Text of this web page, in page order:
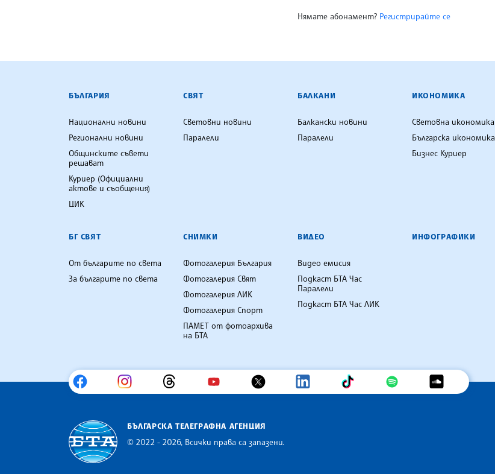
Нямате абонамент? Регистрирайте се
БЪЛГАРСКА ТЕЛЕГРАФНА АГЕНЦИЯ
БЪЛГАРИЯ
Национални новини
Регионални новини
Общинските съвети
решават
Куриер (Официални
актове и съобщения)
ЦИК
СВЯТ
Световни новини
Паралели
БАЛКАНИ
Балкански новини
Паралели
ИКОНОМИКА
Световна икономика
Българска икономика
Бизнес Куриер
БГ СВЯТ
От българите по света
За българите по света
СНИМКИ
Фотогалерия България
Фотогалерия Свят
Фотогалерия ЛИК
Фотогалерия Спорт
ПАМЕТ от фотоархива
на БТА
ВИДЕО
Видео емисия
Подкаст БТА Час
Паралели
Подкаст БТА Час ЛИК
ИНФОГРАФИКИ
БЪЛГАРСКА ТЕЛЕГРАФНА АГЕНЦИЯ
© 2022 - 2026, Всички права са запазени.